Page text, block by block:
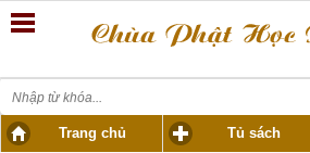
Trang chủ Tủ sách